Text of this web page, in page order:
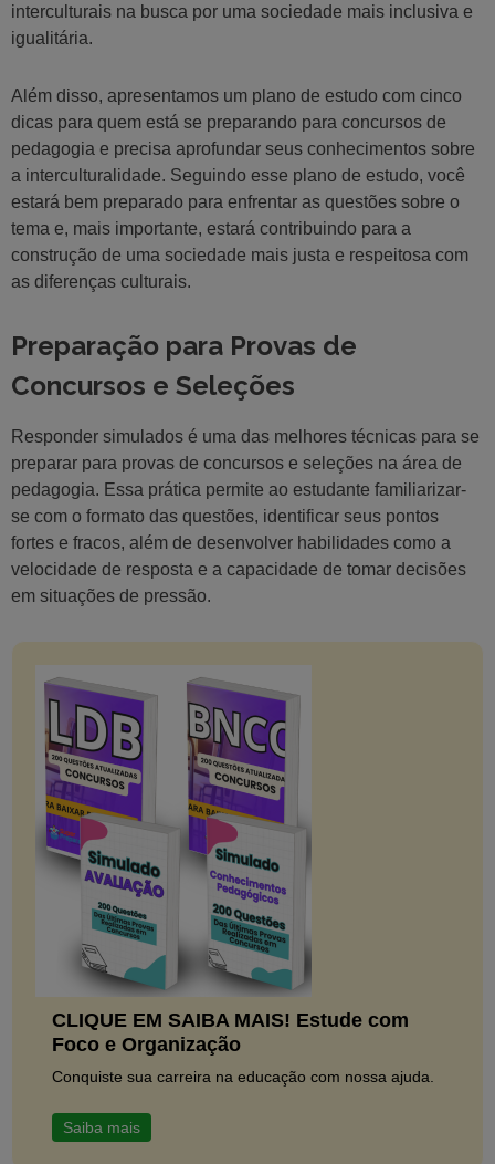
interculturais na busca por uma sociedade mais inclusiva e
igualitária.
Além disso, apresentamos um plano de estudo com cinco
dicas para quem está se preparando para concursos de
pedagogia e precisa aprofundar seus conhecimentos sobre
a interculturalidade. Seguindo esse plano de estudo, você
estará bem preparado para enfrentar as questões sobre o
tema e, mais importante, estará contribuindo para a
construção de uma sociedade mais justa e respeitosa com
as diferenças culturais.
Preparação para Provas de
Concursos e Seleções
Responder simulados é uma das melhores técnicas para se
preparar para provas de concursos e seleções na área de
pedagogia. Essa prática permite ao estudante familiarizar-
se com o formato das questões, identificar seus pontos
fortes e fracos, além de desenvolver habilidades como a
velocidade de resposta e a capacidade de tomar decisões
em situações de pressão.
CLIQUE EM SAIBA MAIS! Estude com
Foco e Organização
Conquiste sua carreira na educação com nossa ajuda.
Saiba mais